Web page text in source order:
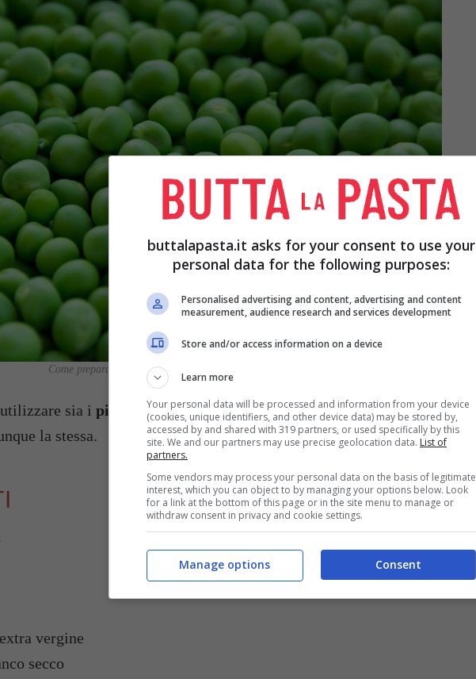
Come preparare lo stufato di piselli e salsiccia lugenega in poco tempo – Buttalapasta.it
sia i piselli surgelatiche quelliprecotti, la modalità di
la stessa.
vergine
secco
buttalapasta.it asks for your consent to use your
personal data for the following purposes:
Personalised advertising and content, advertising and content
measurement, audience research and services development
Store and/or access information on a device
Learn more
Your personal data will be processed and information from your device
(cookies, unique identifiers, and other device data) may be stored by,
accessed by and shared with 319 partners, or used specifically by this
site. We and our partners may use precise geolocation data. List of
partners.
Some vendors may process your personal data on the basis of legitimate
interest, which you can object to by managing your options below. Look
for a link at the bottom of this page or in the site menu to manage or
withdraw consent in privacy and cookie settings.
Consent
Manage options